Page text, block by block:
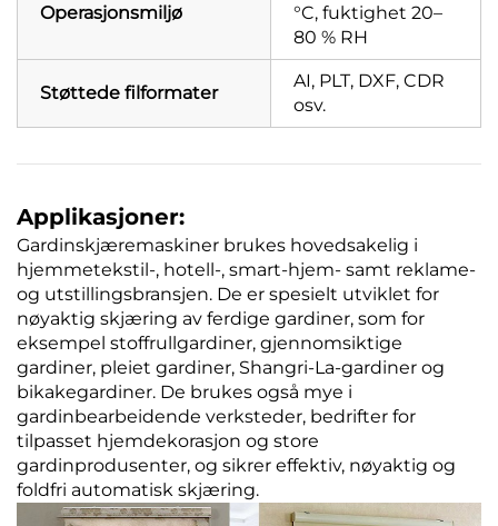
Operasjonsmiljø
°C, fuktighet 20–
80 % RH
Støttede filformater
AI, PLT, DXF, CDR
osv.
Applikasjoner:
Gardinskjæremaskiner brukes hovedsakelig i
hjemmetekstil-, hotell-, smart-hjem- samt reklame-
og utstillingsbransjen. De er spesielt utviklet for
nøyaktig skjæring av ferdige gardiner, som for
eksempel stoffrullgardiner, gjennomsiktige
gardiner, pleiet gardiner, Shangri-La-gardiner og
bikakegardiner. De brukes også mye i
gardinbearbeidende verksteder, bedrifter for
tilpasset hjemdekorasjon og store
gardinprodusenter, og sikrer effektiv, nøyaktig og
foldfri automatisk skjæring.